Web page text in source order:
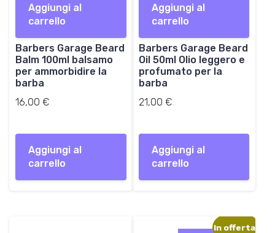
Aggiungi al
carrello
Barbers Garage Beard
Balm 100ml balsamo
per ammorbidire la
barba
16,00 €
Aggiungi al
carrello
Aggiungi al
carrello
Barbers Garage Beard
Oil 50ml Olio leggero e
profumato per la
barba
21,00 €
Aggiungi al
carrello
In offerta!